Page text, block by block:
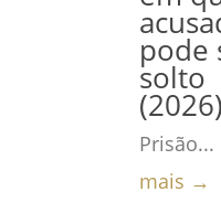
pode
solto
(2026)
Prisão...
mais →